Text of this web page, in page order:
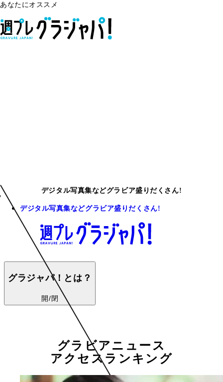
あなたにオススメ
デジタル写真集などグラビア盛りだくさん!
デジタル写真集などグラビア盛りだくさん!
グラジャパ！とは？
開/閉
グラビアニュース
アクセスランキング